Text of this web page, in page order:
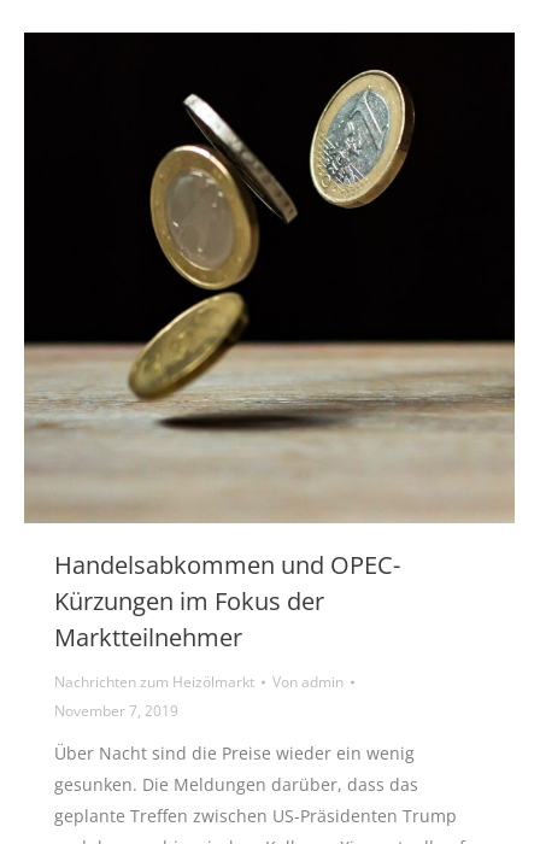
Handelsabkommen und OPEC-
Kürzungen im Fokus der
Marktteilnehmer
Nachrichten zum Heizölmarkt Vonadmin
November 7, 2019
Über Nacht sind die Preise wieder ein wenig
gesunken. Die Meldungen darüber, dass das
geplante Treffen zwischen US-Präsidenten Trump